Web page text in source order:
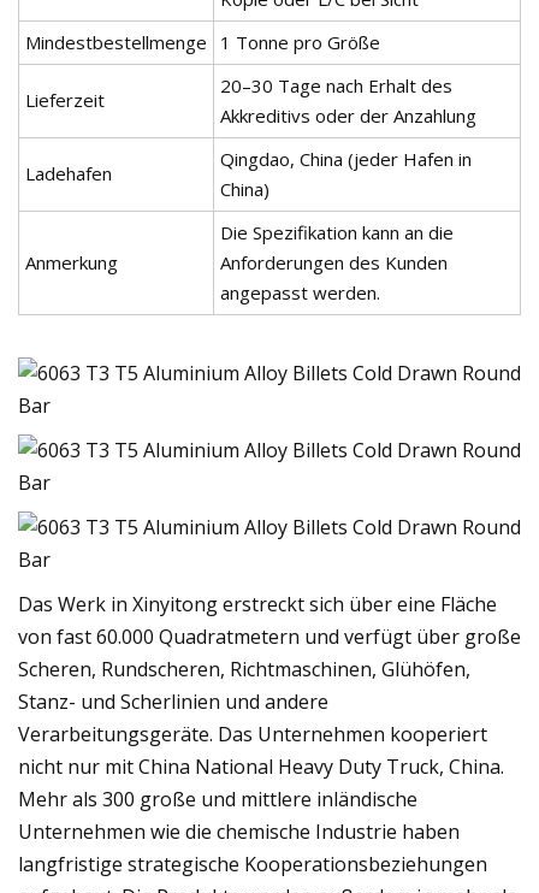
Mindestbestellmenge
1 Tonne pro Größe
Lieferzeit
20–30 Tage nach Erhalt des
Akkreditivs oder der Anzahlung
Ladehafen
Qingdao, China (jeder Hafen in
China)
Anmerkung
Die Spezifikation kann an die
Anforderungen des Kunden
angepasst werden.
Das Werk in Xinyitong erstreckt sich über eine Fläche
von fast 60.000 Quadratmetern und verfügt über große
Scheren, Rundscheren, Richtmaschinen, Glühöfen,
Stanz- und Scherlinien und andere
Verarbeitungsgeräte. Das Unternehmen kooperiert
nicht nur mit China National Heavy Duty Truck, China.
Mehr als 300 große und mittlere inländische
Unternehmen wie die chemische Industrie haben
langfristige strategische Kooperationsbeziehungen